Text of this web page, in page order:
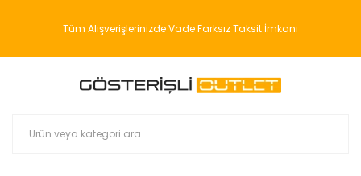
Tüm Alışverişlerinizde Vade Farksız Taksit İmkanı